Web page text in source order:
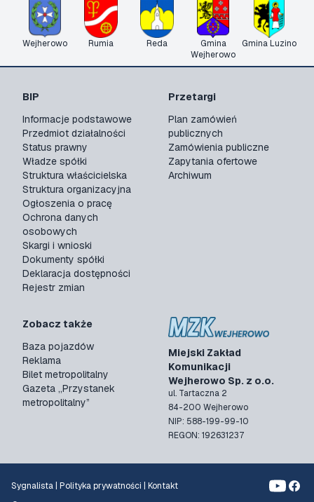
Wejherowo Rumia Reda
Gmina
Wejherowo
Gmina Luzino
Miejski Zakład
Komunikacji
Wejherowo Sp. z o.o.
ul. Tartaczna 2
84-200 Wejherowo
NIP: 588-199-99-10
REGON: 192631237
BIP
Informacje podstawowe
Przedmiot działalności
Status prawny
Władze spółki
Struktura właścicielska
Struktura organizacyjna
Ogłoszenia o pracę
Ochrona danych
osobowych
Skargi i wnioski
Dokumenty spółki
Deklaracja dostępności
Rejestr zmian
Przetargi
Plan zamówień
publicznych
Zamówienia publiczne
Zapytania ofertowe
Archiwum
Zobacz także
Baza pojazdów
Reklama
Bilet metropolitalny
Gazeta „Przystanek
metropolitalny”
Sygnalista Polityka prywatności
Kontakt